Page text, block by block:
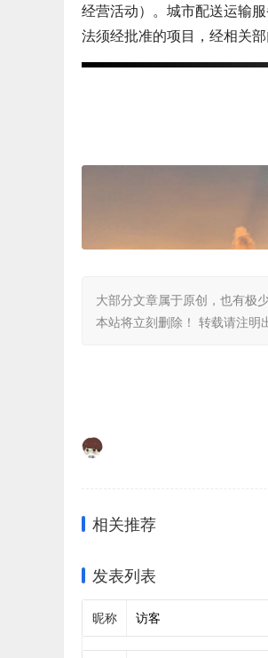
经营活动）。城市配送运输
法须经批准的项目，经相关
大部分文章属于原创，也有极
本站将立刻删除！ 转载请注明
相关推荐
发表列表
昵称